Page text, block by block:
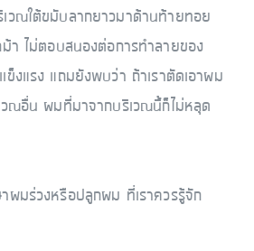
วณใต้ขมับลากยาวมาด้านท้ายทอย
า ไม่ตอบสนองต่อการทำลายของ
ข็งแรง แถมยังพบว่า ถ้าเราตัดเอาผม
วณอื่น ผมที่มาจากบริเวณนี้ก็ไม่หลุด
ผมร่วงหรือปลูกผม ที่เราควรรู้จัก